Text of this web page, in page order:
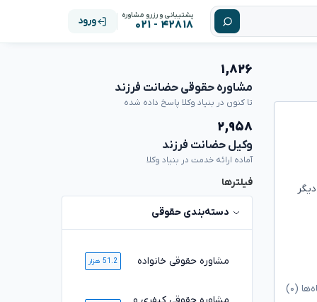
پشتیبانی و رزرو مشاوره
۴۲۸۱۸ - ۰۲۱ ورود
با توجه به اینکه سن دخترم ۶سال و ۱۰ ماه، میباشد، بنده ۲ماه دیگر
(۰)
۱,۸۲۶
مشاوره حقوقی حضانت فرزند
تا کنون در بنیاد وکلا پاسخ داده شده
۲,۹۵۸
وکیل حضانت فرزند
آماده ارائه خدمت در بنیاد وکلا
فیلترها
دسته‌بندی حقوقی
مشاوره حقوقی خانواده 51.2 هزار